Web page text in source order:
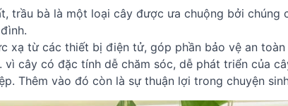
trầu bà là một loại cây được ưa chuộng bởi
xạ từ các thiết bị điện tử, góp phần bảo vệ an
cây có đặc tính dễ chăm sóc, dễ phát triển của
Thêm vào đó còn là sự thuận lợi trong chuyện